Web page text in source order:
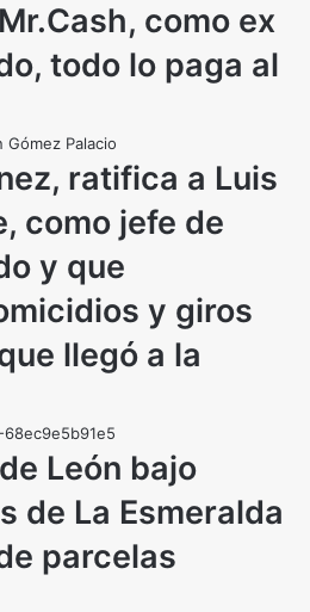
como ex
todo lo paga al
ratifica a Luis
como jefe de
y que
y giros
llegó a la
León bajo
de La Esmeralda
parcelas